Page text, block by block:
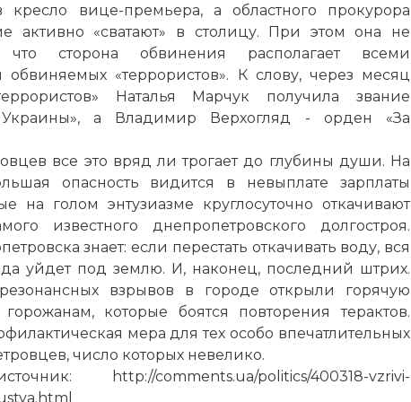
кресло вице-премьера, а областного прокурора
активно «сватают» в столицу. При этом она не
что сторона обвинения располагает всеми
обвиняемых «террористов». К слову, через месяц
Наталья Марчук получила звание
а Владимир Верхогляд - орден «За
все это вряд ли трогает до глубины души. На
опасность видится в невыплате зарплаты
на голом энтузиазме круглосуточно откачивают
известного днепропетровского долгостроя.
знает: если перестать откачивать воду, вся
уйдет под землю. И, наконец, последний штрих.
взрывов в городе открыли горячую
которые боятся повторения терактов.
мера для тех особо впечатлительных
число которых невелико.
http://comments.ua/politics/400318-vzrivi-